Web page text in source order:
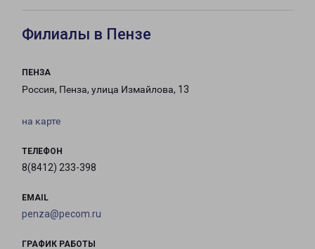
Филиалы в Пензе
ПЕНЗА
Россия, Пенза, улица Измайлова, 13
на карте
ТЕЛЕФОН
8(8412) 233-398
EMAIL
penza@pecom.ru
ГРАФИК РАБОТЫ